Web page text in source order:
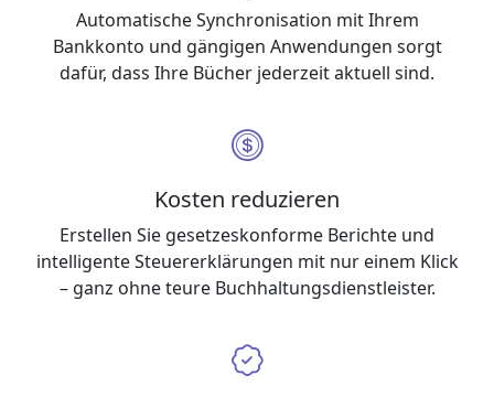
Automatische Synchronisation mit Ihrem
Bankkonto und gängigen Anwendungen sorgt
dafür, dass Ihre Bücher jederzeit aktuell sind.
Kosten reduzieren
Erstellen Sie gesetzeskonforme Berichte und
intelligente Steuererklärungen mit nur einem Klick
– ganz ohne teure Buchhaltungsdienstleister.